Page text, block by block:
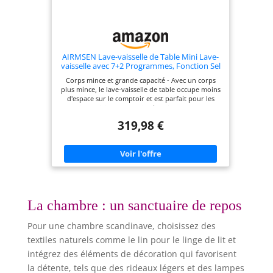
AIRMSEN Lave-vaisselle de Table Mini Lave-
vaisselle avec 7+2 Programmes, Fonction Sel
Adoucissant Commande Tactile Affichage à
LED Réservoir d'Eau 5L, Lave-vaisselle
Compact pour Appartements Dortoirs
Corps mince et grande capacité - Avec un corps
plus mince, le lave-vaisselle de table occupe moins
d'espace sur le comptoir et est parfait pour les
petites cuisines. Le panier à 2 niveaux et les 5
contenir plus de 40 pièces de vaisselle, ce qui le
De plus, il peut accueillir des assiettes jusqu'à 300
mm avec le panier supérieur retiré Système de Sel
Adoucissant - Le lave-vaisselle est équipé d'un
réservoir à sel spécifique, permettant d'ajouter
calcaire et prolongeant la durée de vie de
l'appareil. De plus, il permet de maintenir votre
également la quantité de détergent nécessaire
pendant le cycle de lavage, offrant ainsi une
utilisation plus économe en énergie et
respectueuse de l'environnement Aucune
Installation Nécessaire - Ce lave-vaisselle de
319,98 €
La chambre : un sanctuaire de repos
Pour une chambre scandinave, choisissez des
textiles naturels comme le lin pour le linge de lit et
intégrez des éléments de décoration qui favorisent
la détente, tels que des rideaux légers et des lampes